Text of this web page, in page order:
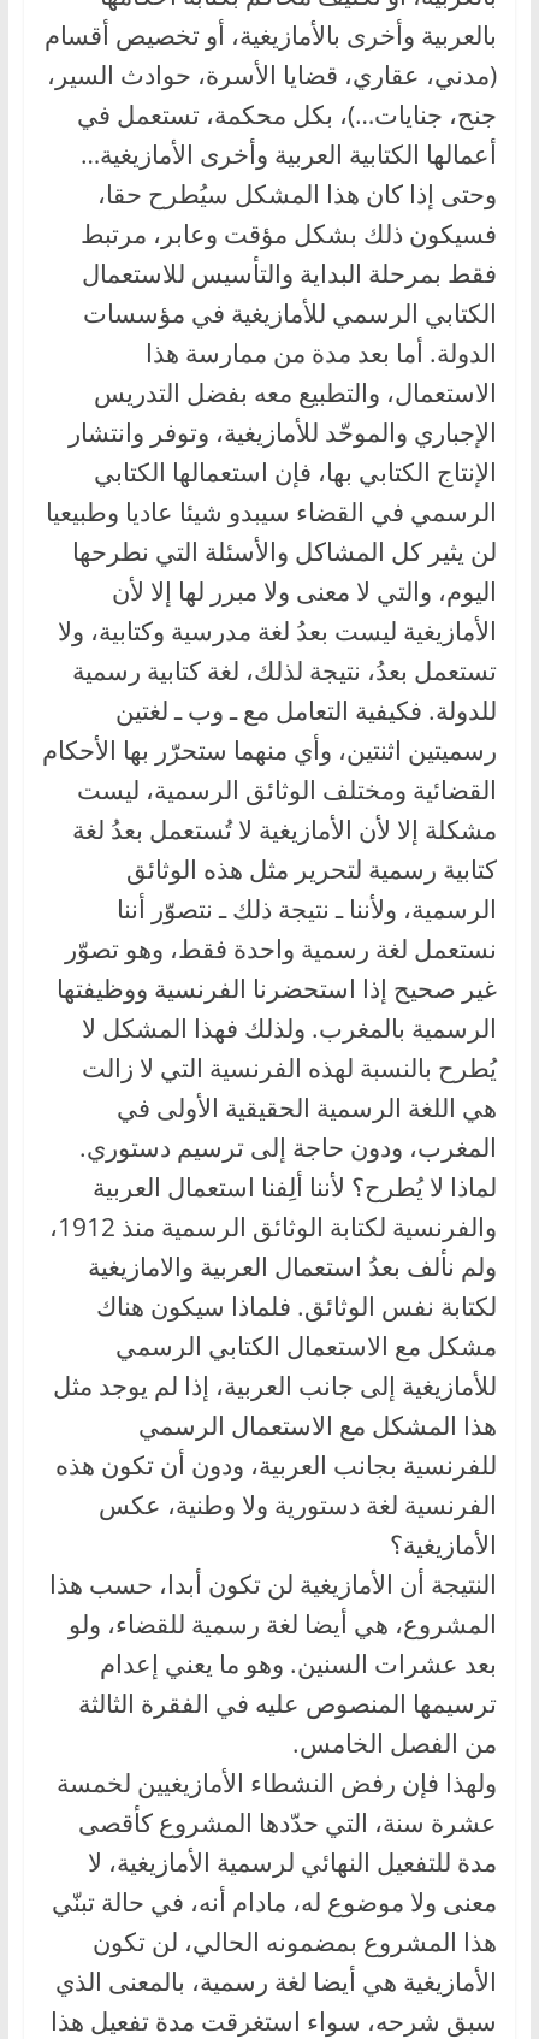
بالعربية وأخرى بالأمازيغية، أو تخصيص أقسام
(مدني، عقاري، قضايا الأسرة، حوادث السير،
جنح، جنايات…)، بكل محكمة، تستعمل في
أعمالها الكتابية العربية وأخرى الأمازيغية…
وحتى إذا كان هذا المشكل سيُطرح حقا،
فسيكون ذلك بشكل مؤقت وعابر، مرتبط
فقط بمرحلة البداية والتأسيس للاستعمال
الكتابي الرسمي للأمازيغية في مؤسسات
الدولة. أما بعد مدة من ممارسة هذا
الاستعمال، والتطبيع معه بفضل التدريس
الإجباري والموحّد للأمازيغية، وتوفر وانتشار
الإنتاج الكتابي بها، فإن استعمالها الكتابي
الرسمي في القضاء سيبدو شيئا عاديا وطبيعيا
لن يثير كل المشاكل والأسئلة التي نطرحها
اليوم، والتي لا معنى ولا مبرر لها إلا لأن
الأمازيغية ليست بعدُ لغة مدرسية وكتابية، ولا
تستعمل بعدُ، نتيجة لذلك، لغة كتابية رسمية
للدولة. فكيفية التعامل مع ـ وب ـ لغتين
رسميتين اثنتين، وأي منهما ستحرّر بها الأحكام
القضائية ومختلف الوثائق الرسمية، ليست
مشكلة إلا لأن الأمازيغية لا تُستعمل بعدُ لغة
كتابية رسمية لتحرير مثل هذه الوثائق
الرسمية، ولأننا ـ نتيجة ذلك ـ نتصوّر أننا
نستعمل لغة رسمية واحدة فقط، وهو تصوّر
غير صحيح إذا استحضرنا الفرنسية ووظيفتها
الرسمية بالمغرب. ولذلك فهذا المشكل لا
يُطرح بالنسبة لهذه الفرنسية التي لا زالت
هي اللغة الرسمية الحقيقية الأولى في
المغرب، ودون حاجة إلى ترسيم دستوري.
لماذا لا يُطرح؟ لأننا ألِفنا استعمال العربية
والفرنسية لكتابة الوثائق الرسمية منذ 1912،
ولم نألف بعدُ استعمال العربية والامازيغية
لكتابة نفس الوثائق. فلماذا سيكون هناك
مشكل مع الاستعمال الكتابي الرسمي
للأمازيغية إلى جانب العربية، إذا لم يوجد مثل
هذا المشكل مع الاستعمال الرسمي
للفرنسية بجانب العربية، ودون أن تكون هذه
الفرنسية لغة دستورية ولا وطنية، عكس
الأمازيغية؟
النتيجة أن الأمازيغية لن تكون أبدا، حسب هذا
المشروع، هي أيضا لغة رسمية للقضاء، ولو
بعد عشرات السنين. وهو ما يعني إعدام
ترسيمها المنصوص عليه في الفقرة الثالثة
من الفصل الخامس.
ولهذا فإن رفض النشطاء الأمازيغيين لخمسة
عشرة سنة، التي حدّدها المشروع كأقصى
مدة للتفعيل النهائي لرسمية الأمازيغية، لا
معنى ولا موضوع له، مادام أنه، في حالة تبنّي
هذا المشروع بمضمونه الحالي، لن تكون
الأمازيغية هي أيضا لغة رسمية، بالمعنى الذي
سبق شرحه، سواء استغرقت مدة تفعيل هذا